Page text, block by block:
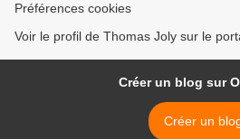
Préférences cookies
Voir le profil de Thomas Joly sur le
Créer un blog sur
Créer un